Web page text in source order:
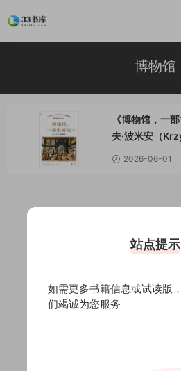
博物馆
《博物馆，一
夫·波米安（
北京联合出版
2026-06-01
站点提示
如需更多书籍信息或试读版
们竭诚为您服务